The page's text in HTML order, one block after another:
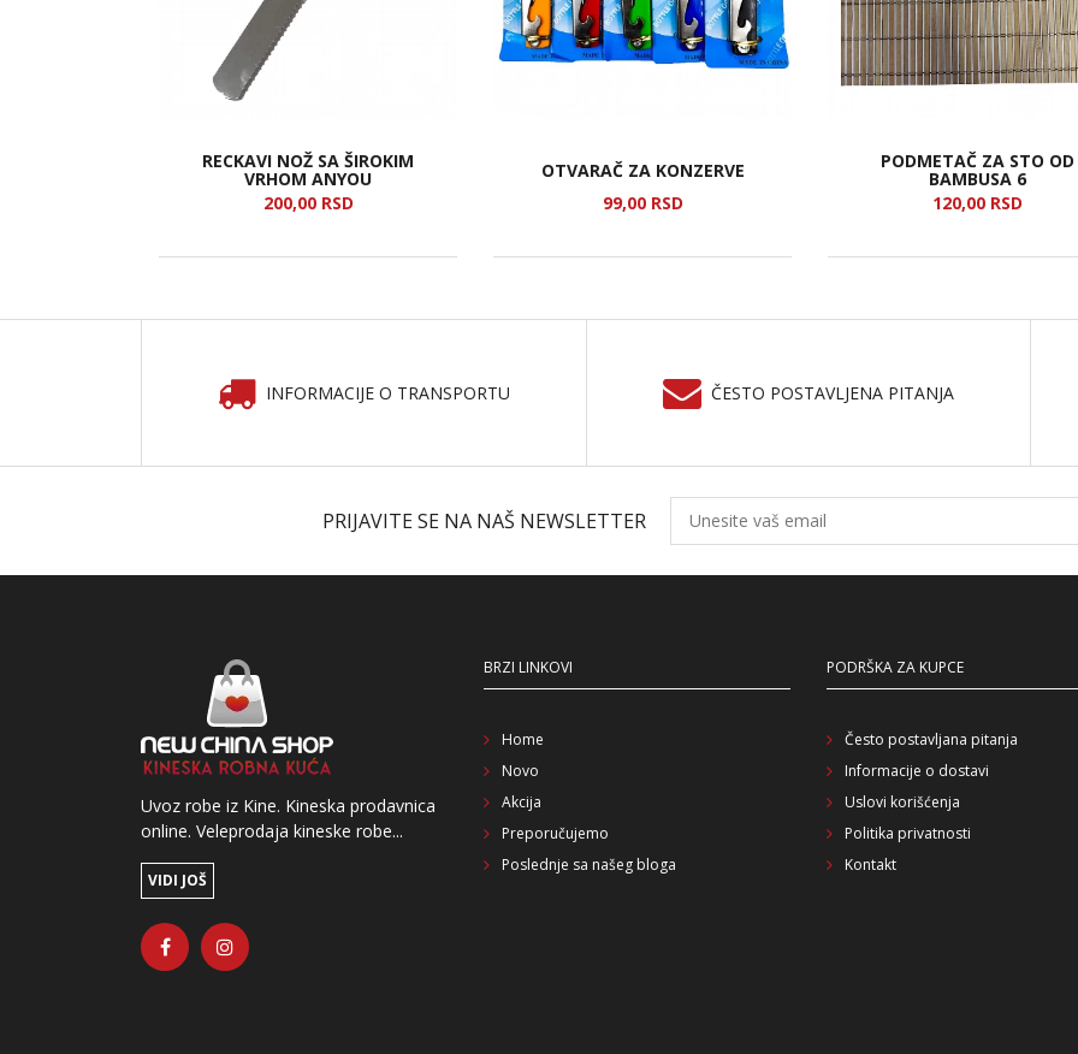
RECKAVI NOŽ SA ŠIROKIM
VRHOM ANYOU
200,00 RSD
OTVARAČ ZA KONZERVE
99,00 RSD
PODMETAČ ZA STO OD
BAMBUSA 6
120,00 RSD
INFORMACIJE O TRANSPORTU ČESTO POSTAVLJENA PITANJA
PRIJAVITE SE NA NAŠ NEWSLETTER
Uvoz robe iz Kine. Kineska prodavnica
online. Veleprodaja kineske robe...
VIDI JOŠ
BRZI LINKOVI
Home
Novo
Akcija
Preporučujemo
Poslednje sa našeg bloga
PODRŠKA ZA KUPCE
Često postavljana pitanja
Informacije o dostavi
Uslovi korišćenja
Politika privatnosti
Kontakt